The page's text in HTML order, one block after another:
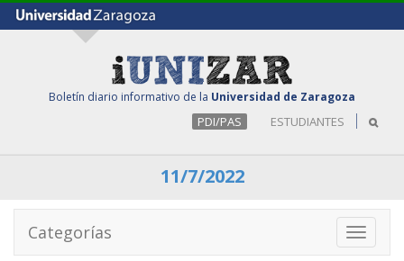
Boletín diario informativo de la Universidad de Zaragoza
PDI/PAS ESTUDIANTES
11/7/2022
Toggle
Categorías